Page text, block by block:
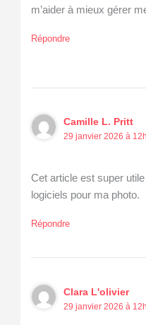
m’aider à mieux gérer
Répondre
Camille L. Pritt
29 janvier 2026 à
Cet article est super utile
logiciels pour ma photo.
Répondre
Clara L'olivier
29 janvier 2026 à